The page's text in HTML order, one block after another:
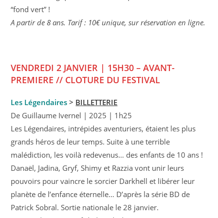
“fond vert” !
A partir de 8 ans. Tarif : 10€ unique, sur réservation en ligne.
VENDREDI 2 JANVIER | 15H30 –AVANT-
PREMIERE // CLOTURE DU FESTIVAL
Les Légendaires> BILLETTERIE
De Guillaume Ivernel | 2025 | 1h25
Les Légendaires, intrépides aventuriers, étaient les plus
grands héros de leur temps. Suite à une terrible
malédiction, les voilà redevenus… des enfants de 10 ans !
Danaël, Jadina, Gryf, Shimy et Razzia vont unir leurs
pouvoirs pour vaincre le sorcier Darkhell et libérer leur
planète de l’enfance éternelle… D’après la série BD de
Patrick Sobral. Sortie nationale le 28 janvier.